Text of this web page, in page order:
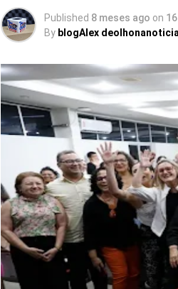
Published 8 meses ago on
By blogAlex deolhonanoticia